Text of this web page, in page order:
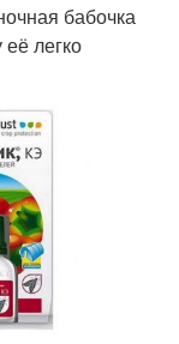
бабочка
легко